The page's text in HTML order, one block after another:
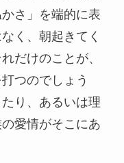
さ」を端的に表
く、朝起きてく
だけのことが、
つのでしょう
り、あるいは理
愛情がそこにあ